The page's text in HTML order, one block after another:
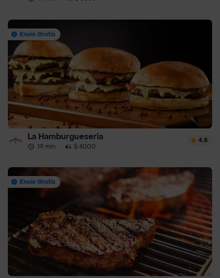
Envío Gratis
La Hamburgueseria
19 min · $ 4000
4.8
Envío Gratis